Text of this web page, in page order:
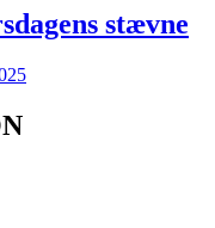
stævne